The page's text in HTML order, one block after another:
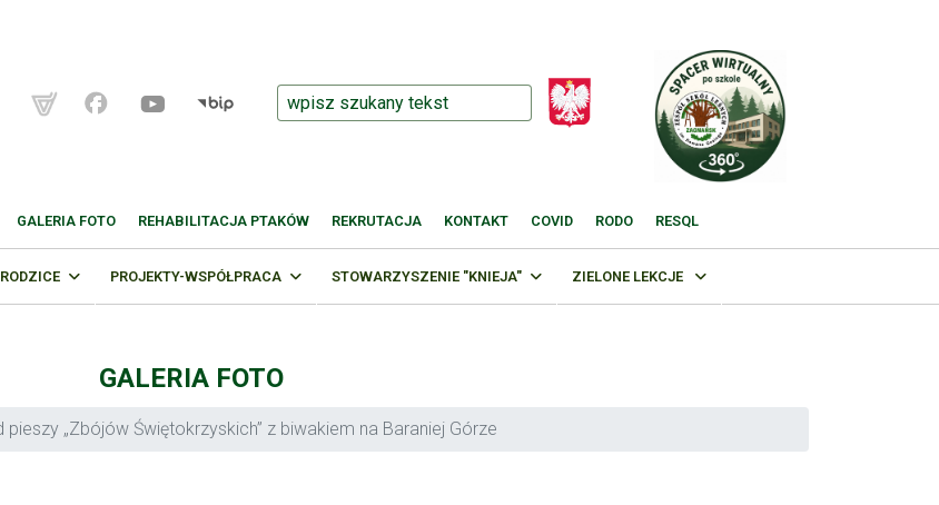
GALERIA FOTO REHABILITACJA PTAKÓW REKRUTACJA KONTAKT COVID RODO RESQL
RODZICE PROJEKTY-WSPÓŁPRACA STOWARZYSZENIE "KNIEJA" ZIELONE LEKCJE
GALERIA FOTO
pieszy „Zbójów Świętokrzyskich” z biwakiem na Baraniej Górze